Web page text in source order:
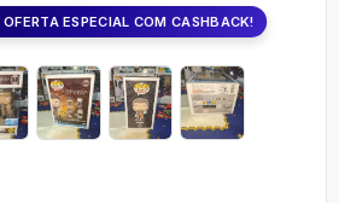
ESPECIAL COM CASHBACK!